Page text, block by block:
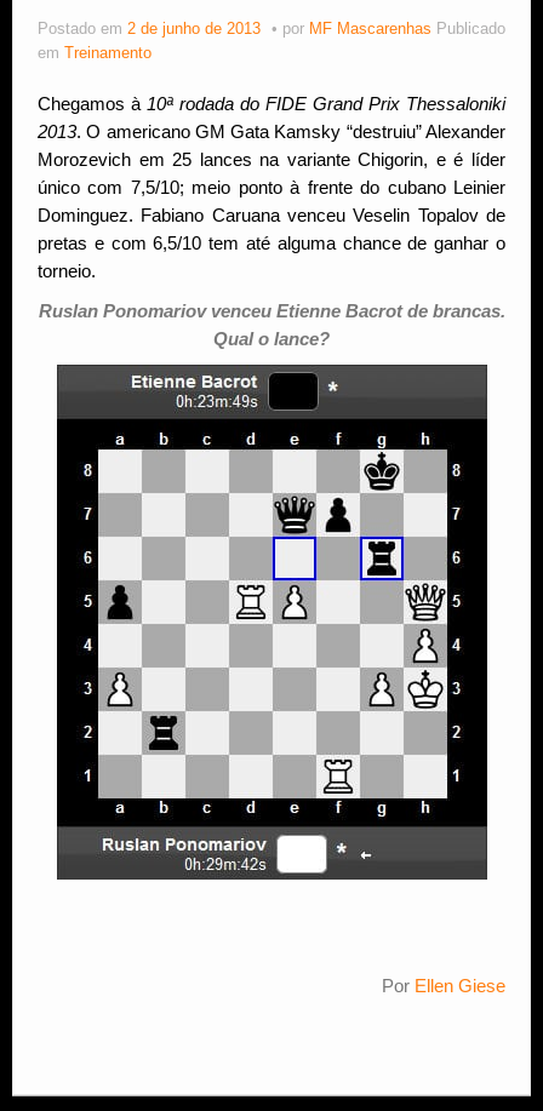
Calendário
Postado em 2 de junho de 2013 por MF Mascarenhas Publicado
em
Treinamento
Chegamos à 10ª rodada do FIDE Grand Prix Thessaloniki
2013. O americano GM Gata Kamsky “destruiu” Alexander
Morozevich em 25 lances na variante Chigorin, e é líder
único com 7,5/10; meio ponto à frente do cubano Leinier
Dominguez. Fabiano Caruana venceu Veselin Topalov de
pretas e com 6,5/10 tem até alguma chance de ganhar o
torneio.
Ruslan Ponomariov venceu Etienne Bacrot de brancas.
Qual o lance?
Por Ellen Giese